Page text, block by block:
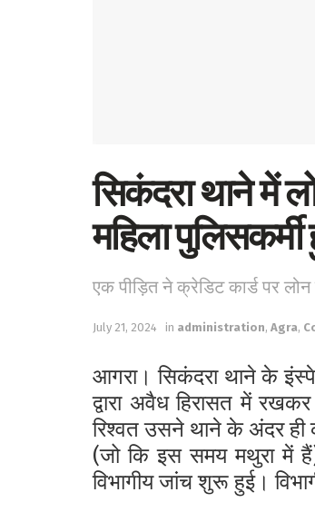
सिकंदरा थाने में
महिला
एक पीड़ित ने क्रेडिट कार्ड पर
July 21, 2024 in administration, Agra,
आगरा। सिकंदरा थाने के
द्वारा अवैध हिरासत में
रिश्वत उसने थाने के अंदर ही
(जो कि इस समय मथुरा में
विभागीय जांच शुरू हुई।